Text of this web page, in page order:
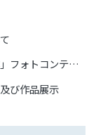
フォトコンテス
び作品展示